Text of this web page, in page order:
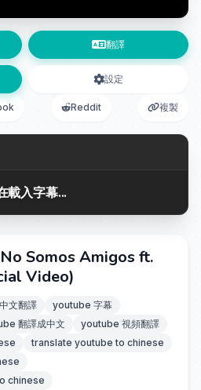
翻譯
設定
Reddit 複製
載入字幕...
Somos Amigos ft.
Video)
文翻譯
youtube 字幕
翻譯成中文
youtube 視頻翻譯
translate youtube to chinese
chinese